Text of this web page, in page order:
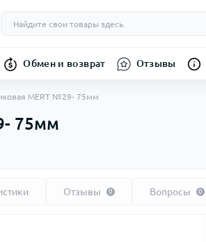
Обмен и возврат Отзывы
MERT №29- 75мм
75мм
Отзывы 0 Вопросы 0